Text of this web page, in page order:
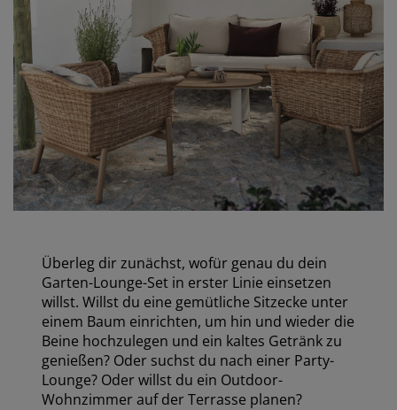
Überleg dir zunächst, wofür genau du dein
Garten-Lounge-Set in erster Linie einsetzen
willst. Willst du eine gemütliche Sitzecke unter
einem Baum einrichten, um hin und wieder die
Beine hochzulegen und ein kaltes Getränk zu
genießen? Oder suchst du nach einer Party-
Lounge? Oder willst du ein Outdoor-
Wohnzimmer auf der Terrasse planen?